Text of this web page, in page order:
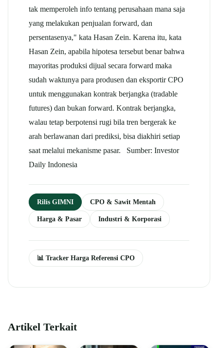
tak memperoleh info tentang perusahaan mana saja
yang melakukan penjualan forward, dan
persentasenya," kata Hasan Zein. Karena itu, kata
Hasan Zein, apabila hipotesa tersebut benar bahwa
mayoritas produksi dijual secara forward maka
sudah waktunya para produsen dan eksportir CPO
untuk menggunakan kontrak berjangka (tradable
futures) dan bukan forward. Kontrak berjangka,
walau tetap berpotensi rugi bila tren bergerak ke
arah berlawanan dari prediksi, bisa diakhiri setiap
saat melalui mekanisme pasar. Sumber: Investor
Daily Indonesia
Rilis GIMNI CPO & Sawit Mentah
Harga & Pasar Industri & Korporasi
📊 Tracker Harga Referensi CPO
Artikel Terkait